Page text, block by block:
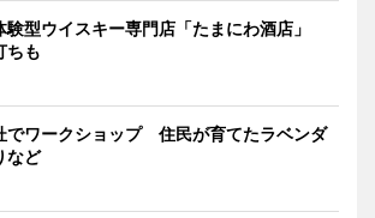
験型ウイスキー専門店「たまにわ酒店」
ちも
でワークショップ 住民が育てたラベンダ
など